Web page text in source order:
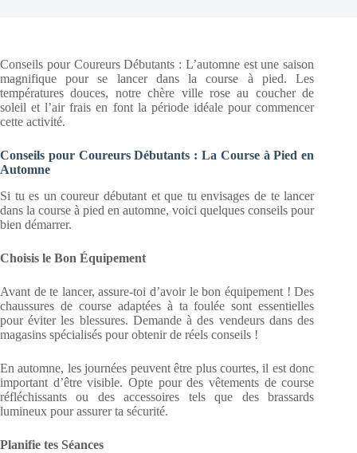
Conseils pour Coureurs Débutants : L’automne est une saison
magnifique pour se lancer dans la course à pied. Les
températures douces, notre chère ville rose au coucher de
soleil et l’air frais en font la période idéale pour commencer
cette activité.
Conseils pour Coureurs Débutants : La Course à Pied en
Automne
Si tu es un coureur débutant et que tu envisages de te lancer
dans la course à pied en automne, voici quelques conseils pour
bien démarrer.
Choisis le Bon Équipement
Avant de te lancer, assure-toi d’avoir le bon équipement ! Des
chaussures de course adaptées à ta foulée sont essentielles
pour éviter les blessures. Demande à des vendeurs dans des
magasins spécialisés pour obtenir de réels conseils !
En automne, les journées peuvent être plus courtes, il est donc
important d’être visible. Opte pour des vêtements de course
réfléchissants ou des accessoires tels que des brassards
lumineux pour assurer ta sécurité.
Planifie tes Séances